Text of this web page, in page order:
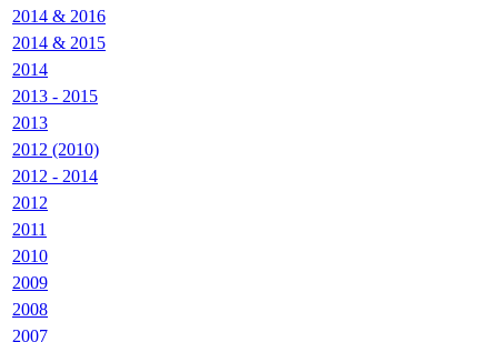
2014 & 2016
2014 & 2015
2014
2013 - 2015
2013
2012 (2010)
2012 - 2014
2012
2011
2010
2009
2008
2007